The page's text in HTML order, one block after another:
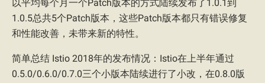
以平均每个月一个Patch版本的方式陆续发布了1.0.1到
1.0.5总共5个Patch版本，这些Patch版本都只有错误修复
和性能改善，未带来新的特性。
简单总结 Istio 2018年的发布情况：Istio在上半年通过
0.5.0/0.6.0/0.7.0三个小版本陆续进行了小改，在0.8.0版